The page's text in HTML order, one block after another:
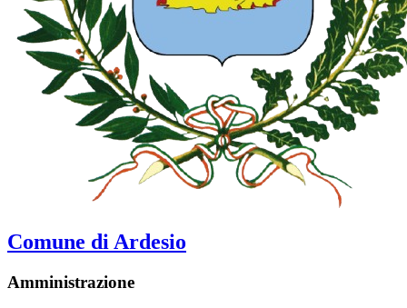
Comune di Ardesio
Amministrazione